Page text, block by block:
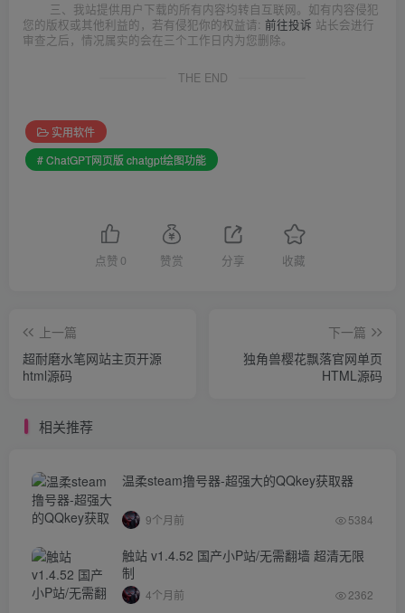
三、我站提供用户下载的所有内容均转自互联网。如有内容侵犯
您的版权或其他利益的，若有侵犯你的权益请: 前往投诉 站长会进行
审查之后，情况属实的会在三个工作日内为您删除。
THE END
实用软件
# ChatGPT网页版 chatgpt绘图功能
点赞 0 赞赏 分享 收藏
上一篇
超耐磨水笔网站主页开源
html源码
下一篇
独角兽樱花飘落官网单页
HTML源码
相关推荐
温柔steam撸号器-超强大的QQkey获取器
9个月前 5384
触站 v1.4.52 国产小P站/无需翻墙 超清无限
制
4个月前 2362